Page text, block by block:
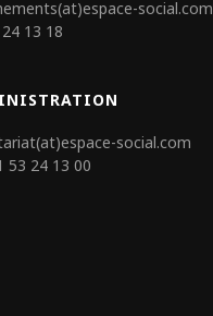
social.com
13 18
social.com
53 24 13 00